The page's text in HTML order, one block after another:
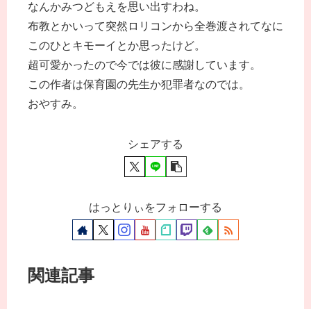
なんかみつどもえを思い出すわね。
布教とかいって突然ロリコンから全巻渡されてなに
このひとキモーイとか思ったけど。
超可愛かったので今では彼に感謝しています。
この作者は保育園の先生か犯罪者なのでは。
おやすみ。
シェアする
はっとりぃをフォローする
関連記事